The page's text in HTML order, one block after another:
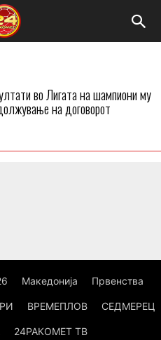
во Лигата на шампиони му
на договорот
Македонија Првенства
ВРЕМЕПЛОВ СЕДМЕРЕЦ
24РАКОМЕТ ТВ